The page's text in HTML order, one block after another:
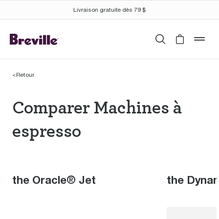
Livraison gratuite dès 79 $
Recherche
Cart is
<Retour
Comparer Machines
Comparer Machines à
espresso
the Oracle® Jet the